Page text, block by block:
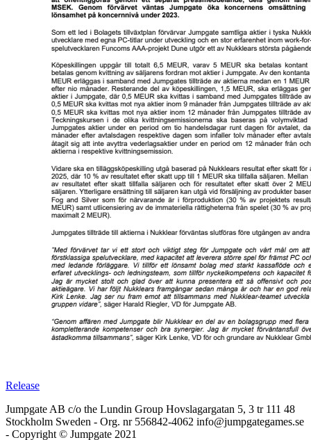
Release
Jumpgate AB c/o the Lundin Group Hovslagargatan 5, 3 tr 111 48
Stockholm Sweden - Org. nr 556842-4062 info@jumpgategames.se
- Copyright © Jumpgate 2021